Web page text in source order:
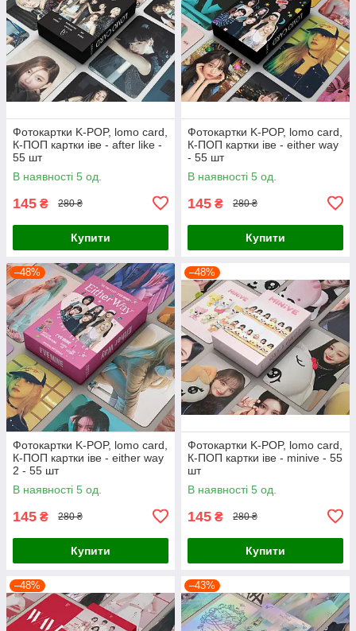
Фотокартки K-POP, lomo card,
К-ПОП картки іве - after like -
55 шт
В наявності 5 од.
145 ₴ 280 ₴
Купити
Фотокартки K-POP, lomo card,
К-ПОП картки іве - either way
- 55 шт
В наявності 5 од.
145 ₴ 280 ₴
Купити
–48%
Фотокартки K-POP, lomo card,
К-ПОП картки іве - either way
2 - 55 шт
В наявності 5 од.
145 ₴ 280 ₴
Купити
–48%
Фотокартки K-POP, lomo card,
К-ПОП картки іве - minive - 55
шт
В наявності 5 од.
145 ₴ 280 ₴
Купити
–48% –43%